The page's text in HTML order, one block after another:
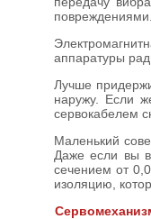
аппаратуры
Лучше
наружу. Если
сервокабелем
Маленький
Даже если вы
сечением от
изоляцию,